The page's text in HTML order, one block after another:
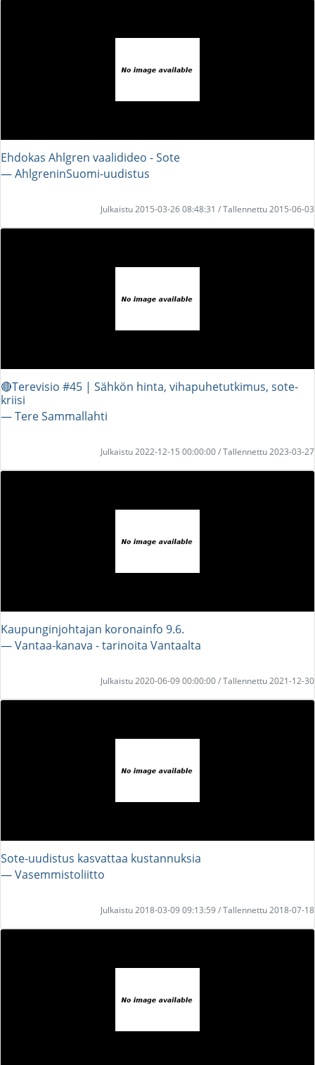
Ehdokas Ahlgren vaalidideo - Sote
― AhlgreninSuomi-uudistus
Julkaistu 2015-03-26 08:48:31 / Tallennettu 2015-06-03
🔴Terevisio #45 | Sähkön hinta, vihapuhetutkimus, sote-
kriisi
― Tere Sammallahti
Julkaistu 2022-12-15 00:00:00 / Tallennettu 2023-03-27
Kaupunginjohtajan koronainfo 9.6.
― Vantaa-kanava - tarinoita Vantaalta
Julkaistu 2020-06-09 00:00:00 / Tallennettu 2021-12-30
Sote-uudistus kasvattaa kustannuksia
― Vasemmistoliitto
Julkaistu 2018-03-09 09:13:59 / Tallennettu 2018-07-18